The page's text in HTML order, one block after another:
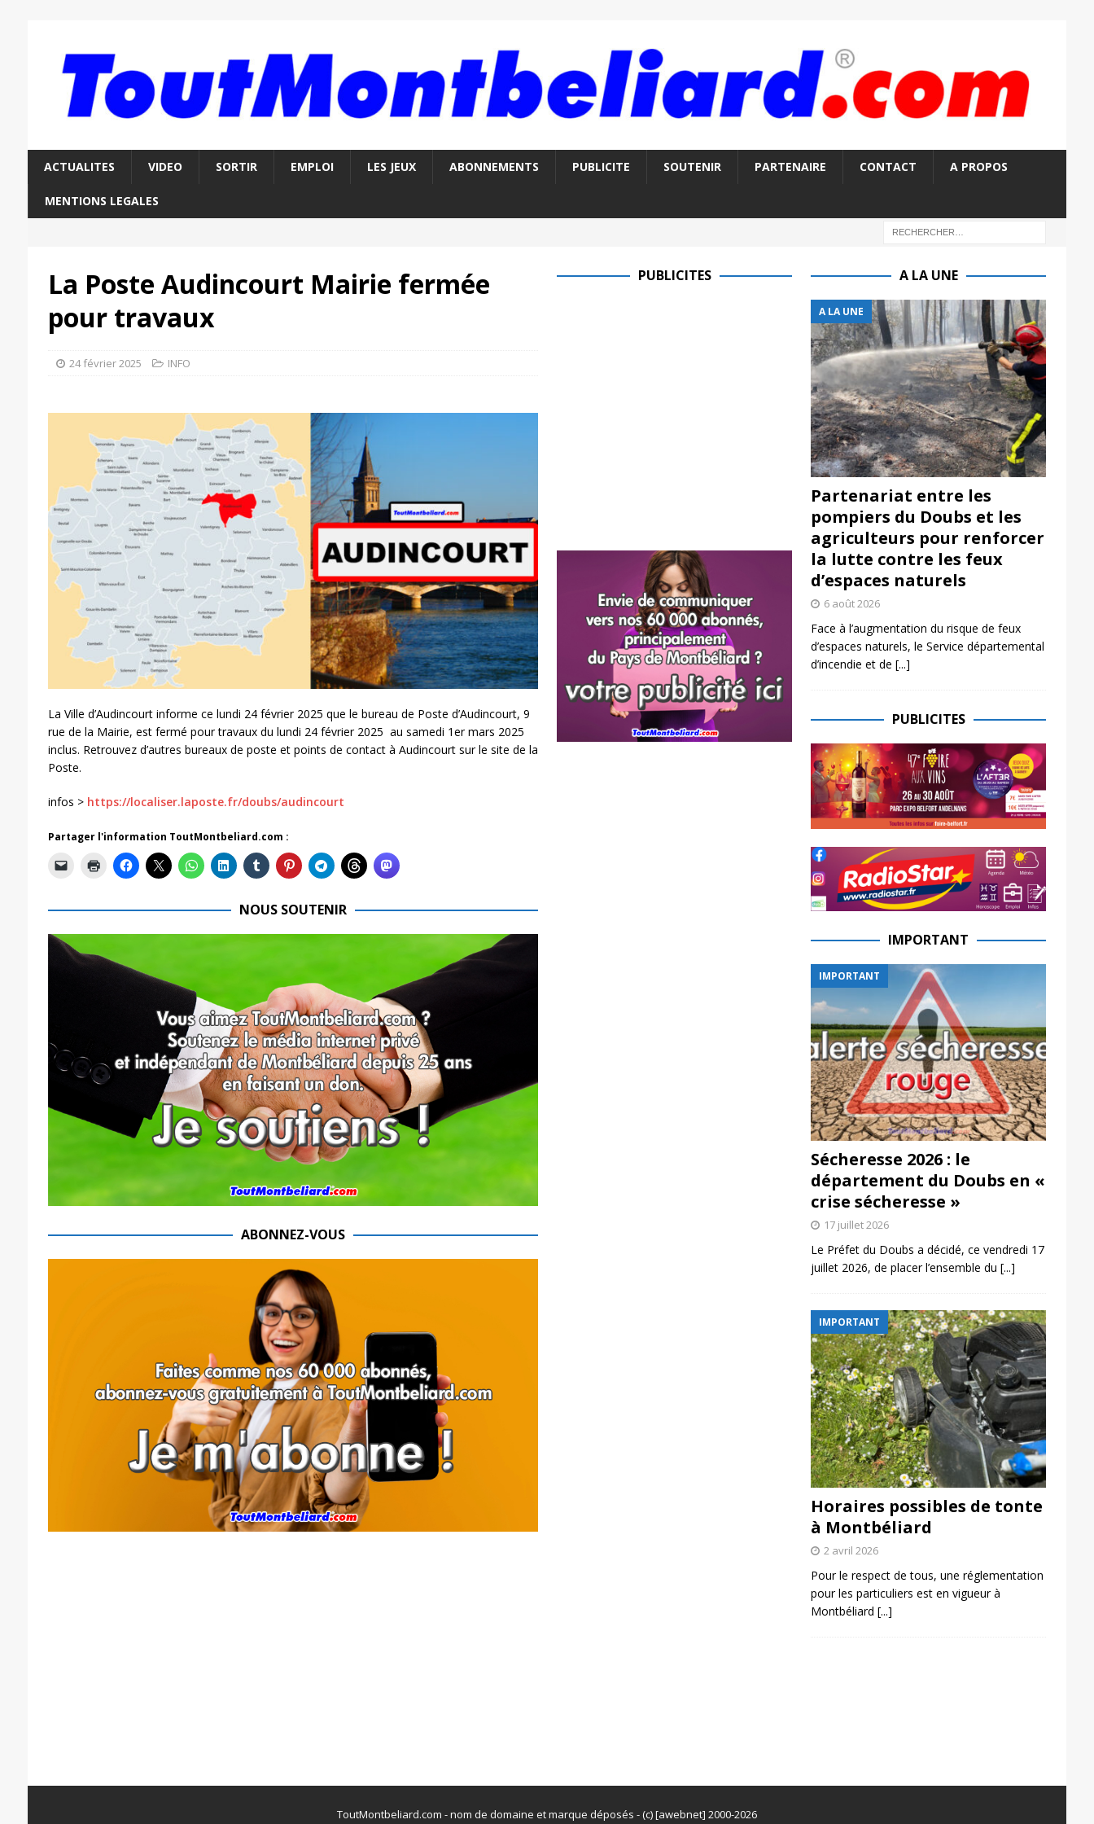
ACTUALITES VIDEO SORTIR EMPLOI LES JEUX ABONNEMENTS PUBLICITE SOUTENIR PARTENAIRE CONTACT A PROPOS
MENTIONS LEGALES
La Poste Audincourt Mairie fermée
pour travaux
24 février 2025 INFO
La Ville d’Audincourt informe ce lundi 24 février 2025 que le bureau de Poste d’Audincourt, 9
rue de la Mairie, est fermé pour travaux du lundi 24 février 2025 au samedi 1er mars 2025
inclus. Retrouvez d’autres bureaux de poste et points de contact à Audincourt sur le site de la
Poste.
infos > https://localiser.laposte.fr/doubs/audincourt
Partager l'information ToutMontbeliard.com :
NOUS SOUTENIR
ABONNEZ-VOUS
PUBLICITES A LA UNE
A LA UNE
Partenariat entre les
pompiers du Doubs et les
agriculteurs pour renforcer
la lutte contre les feux
d’espaces naturels
6 août 2026
Face à l’augmentation du risque de feux
d’espaces naturels, le Service départemental
d’incendie et de [...]
PUBLICITES
IMPORTANT
IMPORTANT
Sécheresse 2026 : le
département du Doubs en «
crise sécheresse »
17 juillet 2026
Le Préfet du Doubs a décidé, ce vendredi 17
juillet 2026, de placer l’ensemble du [...]
IMPORTANT
Horaires possibles de tonte
à Montbéliard
2 avril 2026
Pour le respect de tous, une réglementation
pour les particuliers est en vigueur à
Montbéliard [...]
ToutMontbeliard.com - nom de domaine et marque déposés - (c) [awebnet] 2000-2026